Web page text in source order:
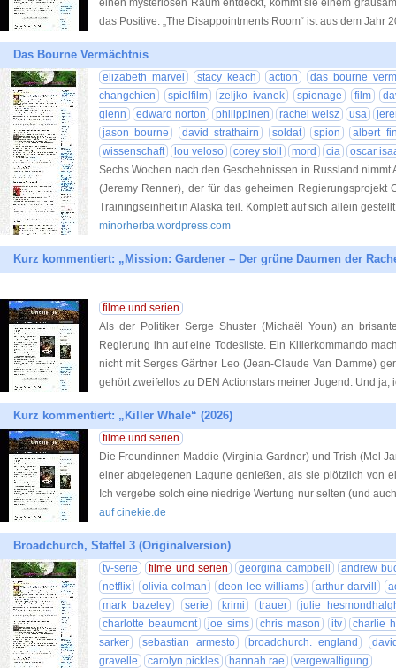
einen mysteriösen Raum entdeckt, kommt sie einem
das Positive: „The Disappointments Room“ ist aus dem Jahr
Das Bourne Vermächtnis
elizabeth marvel stacy keach action
das bourne
changchien
spielfilm zeljko ivanek spionage film
glenn
edward norton philippinen rachel weisz usa
jason bourne
david strathairn soldat spion
albert
wissenschaft
lou veloso corey stoll mord cia
oscar
Sechs Wochen nach den Geschehnissen in Russland nimmt
(Jeremy Renner), der für das geheimen Regierungsprojekt
Trainingseinheit in Alaska teil. Komplett auf sich allein
minorherba.wordpress.com
Kurz kommentiert: „Mission: Gardener – Der grüne Daumen der
filme und serien
Als der Politiker Serge Shuster (Michaël Youn) an
Regierung ihn auf eine Todesliste. Ein Killerkommando
nicht mit Serges Gärtner Leo (Jean-Claude Van Damme)
gehört zweifellos zu DEN Actionstars meiner Jugend. Und ja,
Kurz kommentiert: „Killer Whale“ (2026)
filme und serien
Die Freundinnen Maddie (Virginia Gardner) und Trish (Mel
einer abgelegenen Lagune genießen, als sie plötzlich von
Ich vergebe solch eine niedrige Wertung nur selten (und
auf cinekie.de
Broadchurch, Staffel 3 (Originalversion)
tv-serie filme und serien georgina campbell
andrew
netflix
olivia colman deon lee-williams arthur darvill
mark bazeley
serie krimi trauer
julie
charlotte beaumont
joe sims chris mason itv
charlie
sarker
sebastian armesto broadchurch. england
gravelle
carolyn pickles hannah rae
vergewaltigung